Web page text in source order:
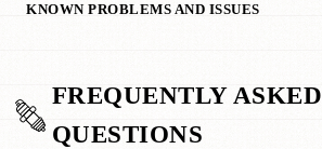
KNOWN PROBLEMS AND ISSUES
FREQUENTLY ASKED
QUESTIONS